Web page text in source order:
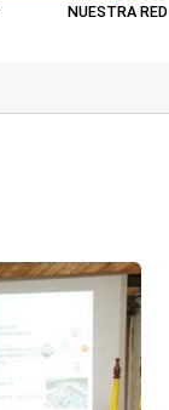
NUESTRA RED